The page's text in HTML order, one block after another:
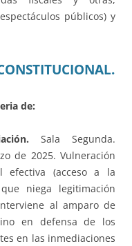
públicos) y
de:
Sala Segunda.
de 2025. Vulneración
(acceso a la
niega legitimación
al amparo de
en defensa de los
en las inmediaciones